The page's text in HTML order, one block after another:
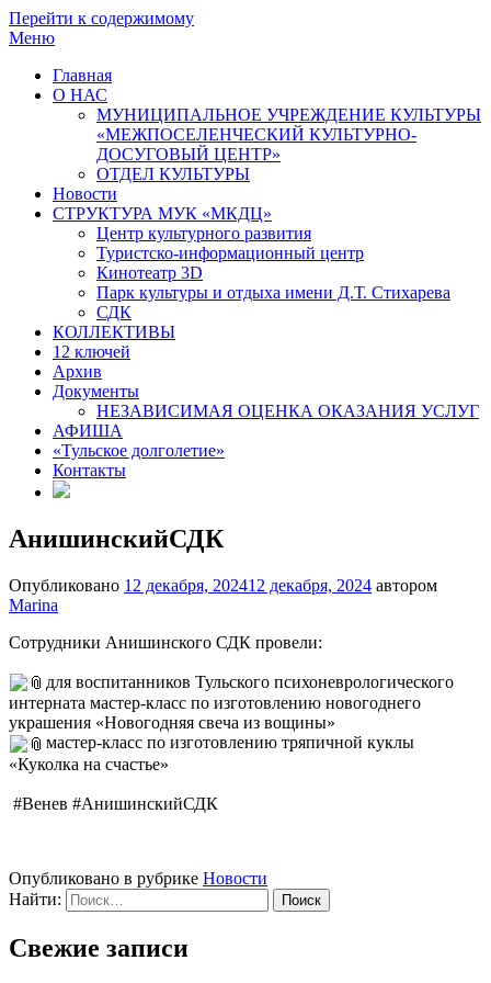
Перейти к содержимому
Меню
Главная
О НАС
МУНИЦИПАЛЬНОЕ УЧРЕЖДЕНИЕ КУЛЬТУРЫ
«МЕЖПОСЕЛЕНЧЕСКИЙ КУЛЬТУРНО-
ДОСУГОВЫЙ ЦЕНТР»
ОТДЕЛ КУЛЬТУРЫ
Новости
СТРУКТУРА МУК «МКДЦ»
Центр культурного развития
Туристско-информационный центр
Кинотеатр 3D
Парк культуры и отдыха имени Д.Т. Стихарева
СДК
КОЛЛЕКТИВЫ
12 ключей
Архив
Документы
НЕЗАВИСИМАЯ ОЦЕНКА ОКАЗАНИЯ УСЛУГ
АФИША
«Тульское долголетие»
Контакты
АнишинскийСДК
Опубликовано 12 декабря, 202412 декабря, 2024 автором
Marina
Сотрудники Анишинского СДК провели:
для воспитанников Тульского психоневрологического
интерната мастер-класс по изготовлению новогоднего
украшения «Новогодняя свеча из вощины»
мастер-класс по изготовлению тряпичной куклы
«Куколка на счастье»
#Венев #АнишинскийСДК
Опубликовано в рубрике Новости
Найти:
Свежие записи